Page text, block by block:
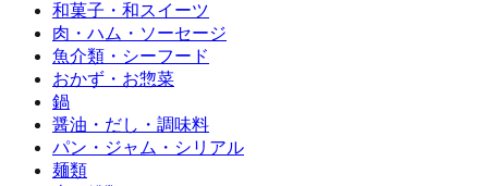
和菓子・和スイーツ
肉・ハム・ソーセージ
魚介類・シーフード
おかず・お惣菜
鍋
醤油・だし・調味料
パン・ジャム・シリアル
麺類